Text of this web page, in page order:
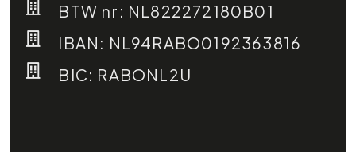
BTW nr: NL822272180B01
IBAN: NL94RABO0192363816
BIC: RABONL2U